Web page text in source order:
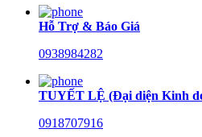
Hỗ Trợ & Báo Giá
0938984282
TUYẾT LỆ (Đại diện Kinh
0918707916